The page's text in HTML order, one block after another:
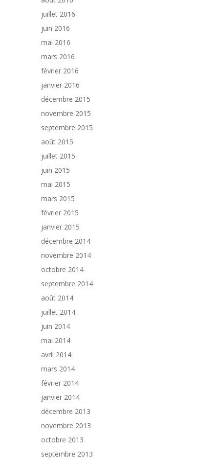
juillet 2016
juin 2016
mai 2016
mars 2016
février 2016
janvier 2016
décembre 2015
novembre 2015
septembre 2015
août 2015
juillet 2015
juin 2015
mai 2015
mars 2015
février 2015
janvier 2015
décembre 2014
novembre 2014
octobre 2014
septembre 2014
août 2014
juillet 2014
juin 2014
mai 2014
avril 2014
mars 2014
février 2014
janvier 2014
décembre 2013
novembre 2013
octobre 2013
septembre 2013